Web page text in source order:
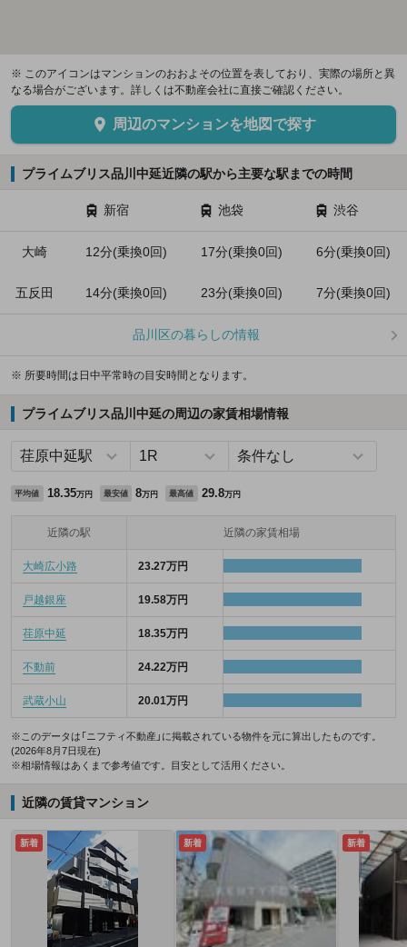
※ このアイコンはマンションのおおよその位置を表しており、実際の場所と異
なる場合がございます。詳しくは不動産会社に直接ご確認ください。
周辺のマンションを地図で探す
プライムブリス品川中延近隣の駅から主要な駅までの時間
新宿 池袋 渋谷
大崎 12分(乗換0回) 17分(乗換0回) 6分(乗換0回)
五反田 14分(乗換0回) 23分(乗換0回) 7分(乗換0回)
品川区の暮らしの情報
※ 所要時間は日中平常時の目安時間となります。
プライムブリス品川中延の周辺の家賃相場情報
平均値 18.35万円 最安値 8万円 最高値 29.8万円
近隣の駅 近隣の家賃相場
大崎広小路 23.27万円
戸越銀座 19.58万円
荏原中延 18.35万円
不動前 24.22万円
武蔵小山 20.01万円
※このデータは「ニフティ不動産」に掲載されている物件を元に算出したものです。
(2026年8月7日現在)
※相場情報はあくまで参考値です。目安として活用ください。
近隣の賃貸マンション
新着 新着 新着